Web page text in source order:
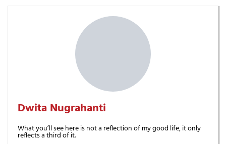
Dwita Nugrahanti
What you’ll see here is not a reflection of my good life, it only
reflects a third of it.